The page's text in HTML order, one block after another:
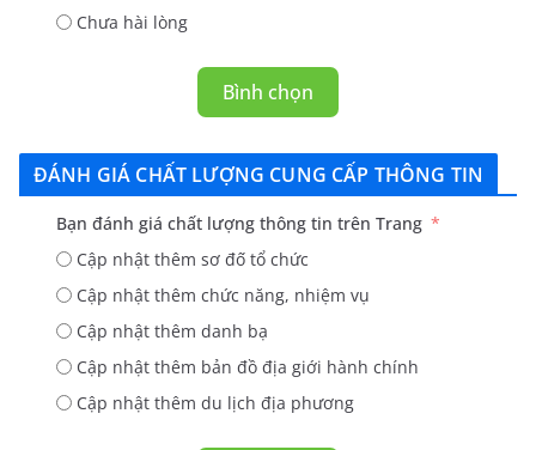
Chưa hài lòng
Bình chọn
ĐÁNH GIÁ CHẤT LƯỢNG CUNG CẤP THÔNG TIN
Bạn đánh giá chất lượng thông tin trên Trang
Cập nhật thêm sơ đố tổ chức
Cập nhật thêm chức năng, nhiệm vụ
Cập nhật thêm danh bạ
Cập nhật thêm bản đồ địa giới hành chính
Cập nhật thêm du lịch địa phương